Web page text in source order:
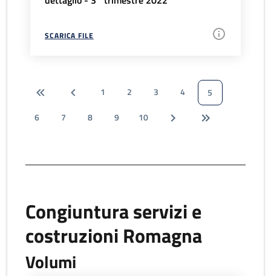
SCARICA FILE
1 2 3 4
5
6
7 8 9 10
Congiuntura servizi e
costruzioni Romagna
Volumi